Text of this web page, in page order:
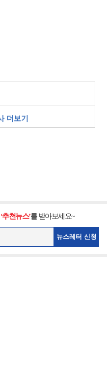
더보기
‘추천뉴스’를 받아보세요~
뉴스레터 신청